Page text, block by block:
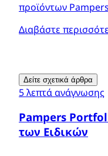
προϊόντων
Διαβάστε
Δείτε σχετικά άρθρα
5 λεπτά ανάγνωσης
Pampers
των Ειδικών